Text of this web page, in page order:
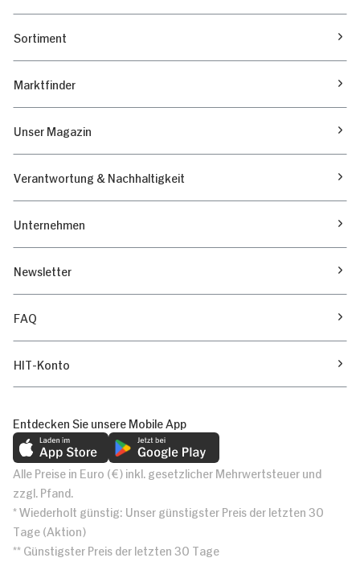
Sortiment
Marktfinder
Unser Magazin
Verantwortung & Nachhaltigkeit
Unternehmen
Newsletter
FAQ
HIT-Konto
Entdecken Sie unsere Mobile App
Alle Preise in Euro (€) inkl. gesetzlicher Mehrwertsteuer und
zzgl. Pfand.
* Wiederholt günstig: Unser günstigster Preis der letzten 30
Tage (Aktion)
** Günstigster Preis der letzten 30 Tage